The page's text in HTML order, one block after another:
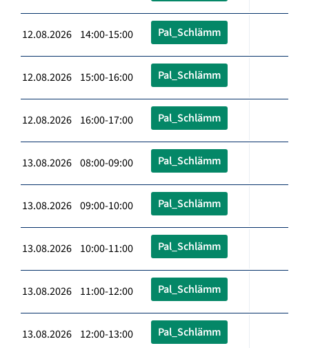
12.08.2026 14:00-15:00 Pal_Schlämm
12.08.2026 15:00-16:00 Pal_Schlämm
12.08.2026 16:00-17:00 Pal_Schlämm
13.08.2026 08:00-09:00 Pal_Schlämm
13.08.2026 09:00-10:00 Pal_Schlämm
13.08.2026 10:00-11:00 Pal_Schlämm
13.08.2026 11:00-12:00 Pal_Schlämm
13.08.2026 12:00-13:00 Pal_Schlämm